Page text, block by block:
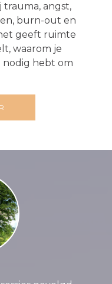
trauma, angst,
burn-out en
geeft ruimte
waarom je
nodig hebt om